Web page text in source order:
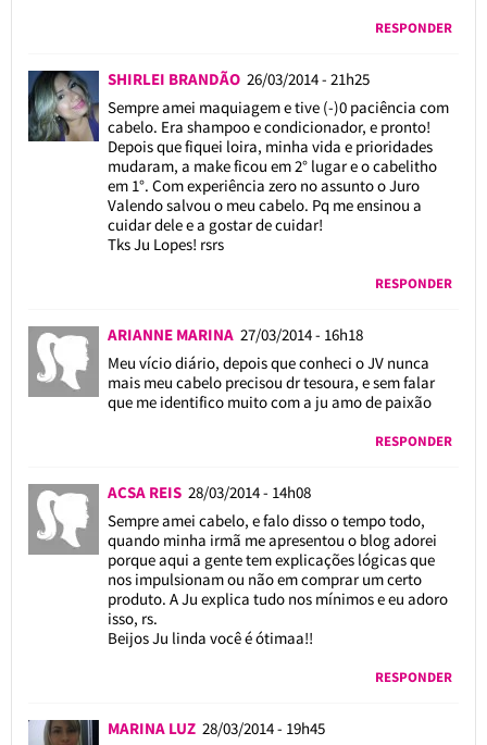
RESPONDER
SHIRLEI BRANDÃO 26/03/2014 - 21h25
Sempre amei maquiagem e tive (-)0 paciência com
cabelo. Era shampoo e condicionador, e pronto!
Depois que fiquei loira, minha vida e prioridades
mudaram, a make ficou em 2° lugar e o cabelitho
em 1°. Com experiência zero no assunto o Juro
Valendo salvou o meu cabelo. Pq me ensinou a
cuidar dele e a gostar de cuidar!
Tks Ju Lopes! rsrs
RESPONDER
ARIANNE MARINA 27/03/2014 - 16h18
Meu vício diário, depois que conheci o JV nunca
mais meu cabelo precisou dr tesoura, e sem falar
que me identifico muito com a ju amo de paixão
RESPONDER
ACSA REIS 28/03/2014 - 14h08
Sempre amei cabelo, e falo disso o tempo todo,
quando minha irmã me apresentou o blog adorei
porque aqui a gente tem explicações lógicas que
nos impulsionam ou não em comprar um certo
produto. A Ju explica tudo nos mínimos e eu adoro
isso, rs.
Beijos Ju linda você é ótimaa!!
RESPONDER
MARINA LUZ 28/03/2014 - 19h45